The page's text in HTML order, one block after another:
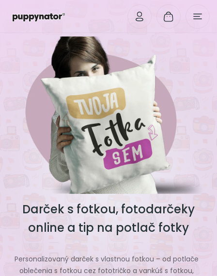
Darček s fotkou, fotodarčeky
online a tip na potlač fotky
Personalizovaný darček s vlastnou fotkou – od potlače
oblečenia s fotkou cez fototričko a vankúš s fotkou,